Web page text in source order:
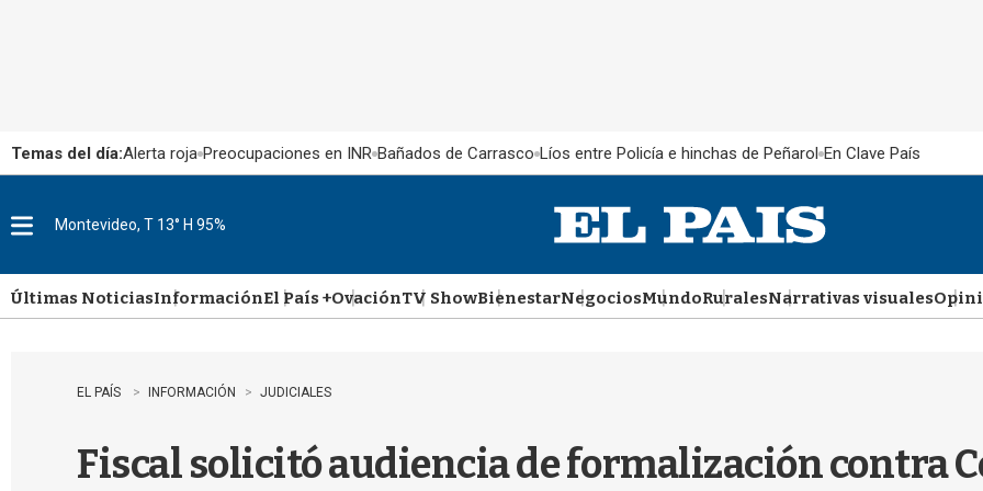
Temas del día:Alerta roja Preocupaciones en INR Bañados de Carrasco Líos entre Policía e hinchas de Peñarol En Clave País
u
Montevideo, T 13° H 95%
Últimas NoticiasInformaciónEl País +OvaciónTV ShowBienestarNegociosMundoRuralesNarrativas visuales
EL PAÍS INFORMACIÓN JUDICIALES
Fiscal solicitó audiencia de formalización contra